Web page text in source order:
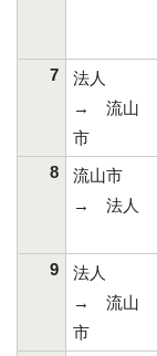
7
法人
→ 流山
市
8
流山市
→ 法人
9
法人
→ 流山
市